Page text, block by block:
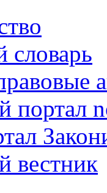
портал
вестник